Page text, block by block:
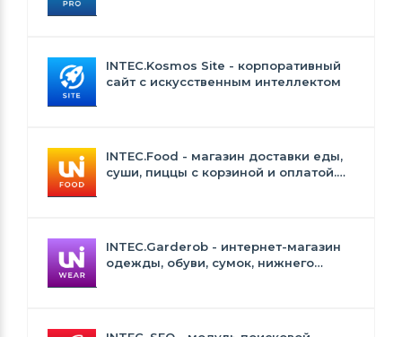
INTEC.Kosmos Site - корпоративный
сайт с искусственным интеллектом
INTEC.Food - магазин доставки еды,
суши, пиццы с корзиной и оплатой.
INTEC.Garderob - интернет-магазин
одежды, обуви, сумок, нижнего